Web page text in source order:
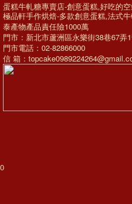
蛋糕牛軋糖專賣店-創意蛋糕,好吃的
極品軒手作烘焙-多款創意蛋糕,法式
泰產物產品責任險1000萬
門市：新北市蘆洲區永樂街38巷67弄
門市電話：02-82866000
信 箱：
0